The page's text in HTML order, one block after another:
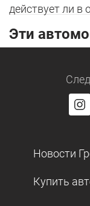
действует ли в
Эти
Новости
Купить